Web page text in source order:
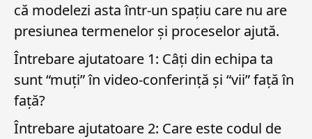
că modelezi asta într-un spațiu care nu are
presiunea termenelor și proceselor ajută.
Întrebare ajutatoare 1: Câți din echipa ta
sunt “muți” în video-conferință și “vii” față în
față?
Întrebare ajutatoare 2: Care este codul de